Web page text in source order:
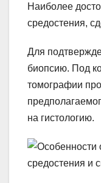
Наиболее
средостения,
Для
биопсию. Под
томографии
на гистологию.